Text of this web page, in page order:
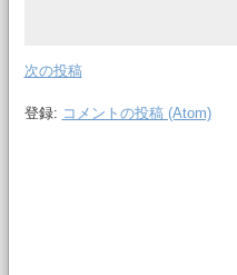
次の投稿
登録: コメントの投稿 (Atom)